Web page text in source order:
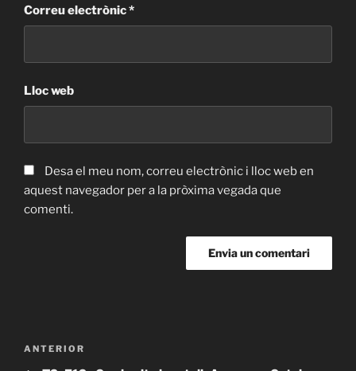
Correu electrònic*
Lloc web
Desa el meu nom, correu electrònic i lloc web en
aquest navegador per a la pròxima vegada que
comenti.
Navegació
Entrada
ANTERIOR